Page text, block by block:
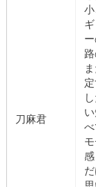
刀麻君